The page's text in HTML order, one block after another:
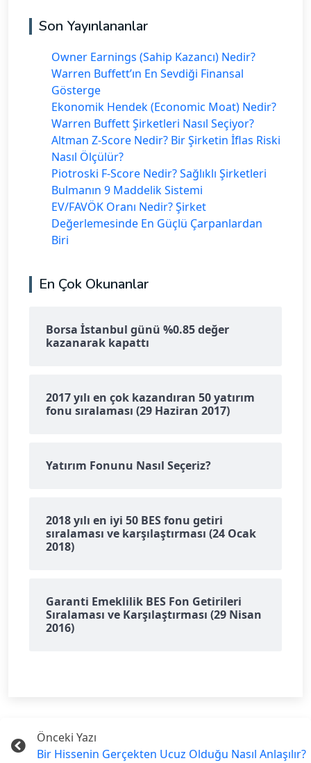
Son Yayınlananlar
Owner Earnings (Sahip Kazancı) Nedir?
Warren Buffett’ın En Sevdiği Finansal
Gösterge
Ekonomik Hendek (Economic Moat) Nedir?
Warren Buffett Şirketleri Nasıl Seçiyor?
Altman Z-Score Nedir? Bir Şirketin İflas Riski
Nasıl Ölçülür?
Piotroski F-Score Nedir? Sağlıklı Şirketleri
Bulmanın 9 Maddelik Sistemi
EV/FAVÖK Oranı Nedir? Şirket
Değerlemesinde En Güçlü Çarpanlardan
Biri
En Çok Okunanlar
Borsa İstanbul günü %0.85 değer
kazanarak kapattı
2017 yılı en çok kazandıran 50 yatırım
fonu sıralaması (29 Haziran 2017)
Yatırım Fonunu Nasıl Seçeriz?
2018 yılı en iyi 50 BES fonu getiri
sıralaması ve karşılaştırması (24 Ocak
2018)
Garanti Emeklilik BES Fon Getirileri
Sıralaması ve Karşılaştırması (29 Nisan
2016)
Önceki Yazı
Bir Hissenin Gerçekten Ucuz Olduğu Nasıl Anlaşılır?